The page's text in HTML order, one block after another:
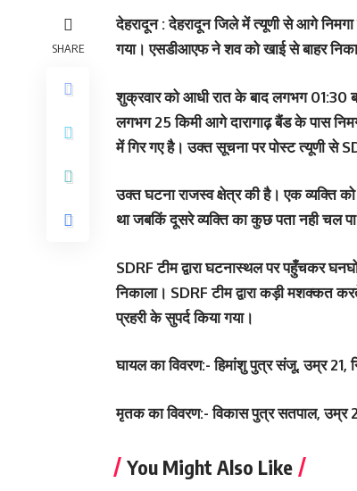
SHARE
देहरादून : देहरादून जिले में त्यूणी से आगे
गया। एसडीआएफ ने शव को खाई से बाहर
शुक्रवार को आधी रात के बाद लगभग 01:30
लगभग 25 किमी आगे दारागाढ़ बैंड के पास
में गिर गए है। उक्त सूचना पर पोस्ट त्यूणी से
उक्त घटना राजस्व क्षेत्र की है। एक व्यक्ति
था जबकिं दूसरे व्यक्ति का कुछ पता नही चल पा
SDRF टीम द्वारा घटनास्थल पर पहुँचकर
निकाला। SDRF टीम द्वारा कड़ी मशक्कत
प्रहरी के सुपर्द किया गया।
घायल का विवरण:- हिमांशु पुत्र संजू, उम्र 21,
मृतक का विवरण:- विकास पुत्र सतपाल, उम्र
You Might Also Like